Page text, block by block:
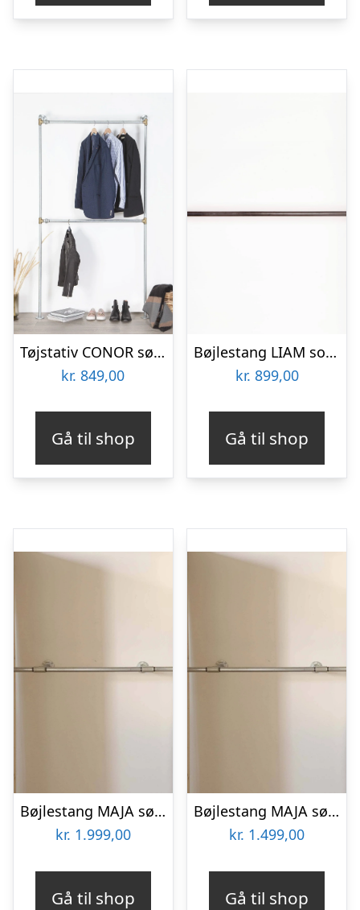
Tøjstativ CONOR sølv med messing
kr. 849,00
Gå til shop
Bøjlestang LIAM sort med messing | Bestil på specialmål
kr. 899,00
Gå til shop
Bøjlestang MAJA sølv med hylde – Bestil på specialmål (hylden er ikke vist på billedet)
kr. 1.999,00
Gå til shop
Bøjlestang MAJA sølv | Bestil på specialmål
kr. 1.499,00
Gå til shop